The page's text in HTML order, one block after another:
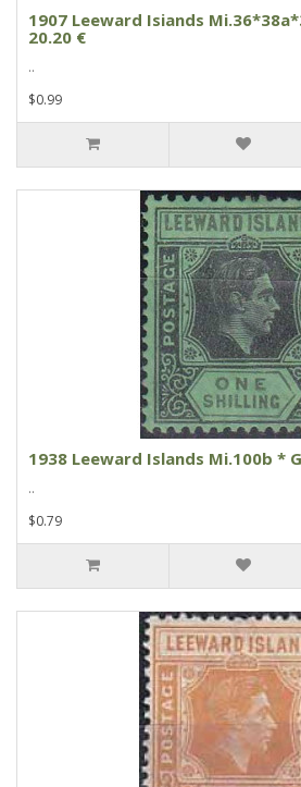
1907 Leeward Isiands
20.20 €
..
$0.99
1938 Leeward Islands Mi.100b *
..
$0.79